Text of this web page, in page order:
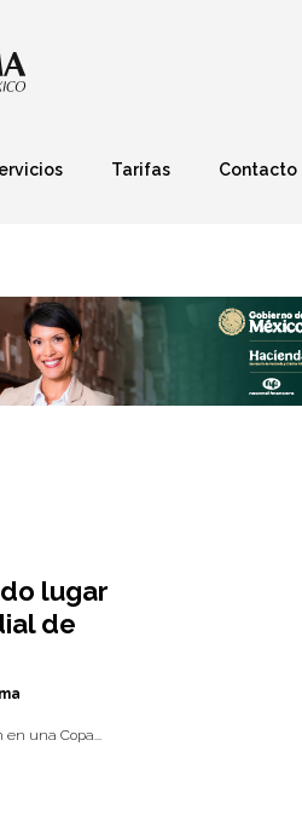
Tarifas Contacto
lugar
de
una Copa...